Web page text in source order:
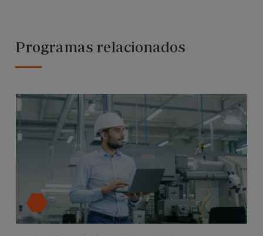
Programas relacionados